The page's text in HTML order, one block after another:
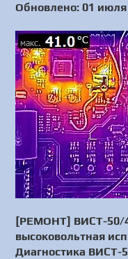
Обновлено: 01 июля
[РЕМОНТ] ВИСТ-50/
высоковольтная
Диагностика